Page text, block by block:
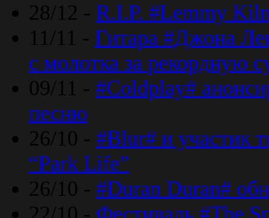
28/12 - R.I.P. #Lemmy
11/11 - Гитара #Джона
с молотка за рекордную
09/11 - #Coldplay#
песню
26/10 - #Blur# и участик
“Park Life”
26/10 - #Duran Duran#